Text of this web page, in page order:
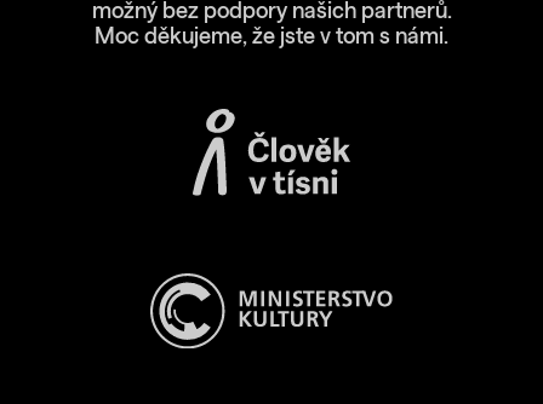
možný bez podpory našich partnerů.
Moc děkujeme, že jste v tom s námi.